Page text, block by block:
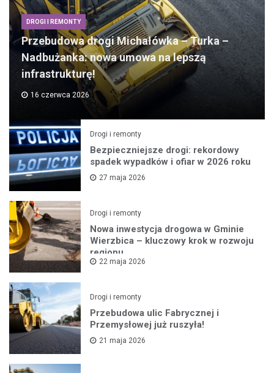
DROGI I REMONTY
Przebudowa drogi Michałówka – Turka –
Nadbużanka: nowa umowa na lepszą
infrastrukturę!
16 czerwca 2026
Drogi i remonty
Bezpieczniejsze drogi: rekordowy
spadek wypadków i ofiar w 2026 roku
27 maja 2026
Drogi i remonty
Nowa inwestycja drogowa w Gminie
Wierzbica – kluczowy krok w rozwoju
regionu
22 maja 2026
Drogi i remonty
Przebudowa ulic Fabrycznej i
Przemysłowej już ruszyła!
21 maja 2026